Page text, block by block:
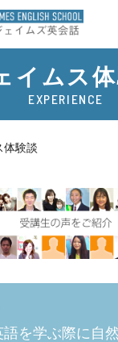
イムス
EXPERIENCE
体験談
を学ぶ際に自